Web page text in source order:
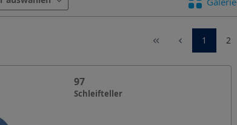
1 2
97
Schleifteller